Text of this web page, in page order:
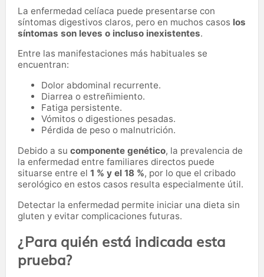
La enfermedad celíaca puede presentarse con
síntomas digestivos claros, pero en muchos casos los
síntomas son leves o incluso inexistentes.
Entre las manifestaciones más habituales se
encuentran:
Dolor abdominal recurrente.
Diarrea o estreñimiento.
Fatiga persistente.
Vómitos o digestiones pesadas.
Pérdida de peso o malnutrición.
Debido a su componente genético, la prevalencia de
la enfermedad entre familiares directos puede
situarse entre el 1 % y el 18 %, por lo que el cribado
serológico en estos casos resulta especialmente útil.
Detectar la enfermedad permite iniciar una dieta sin
gluten y evitar complicaciones futuras.
¿Para quién está indicada esta
prueba?